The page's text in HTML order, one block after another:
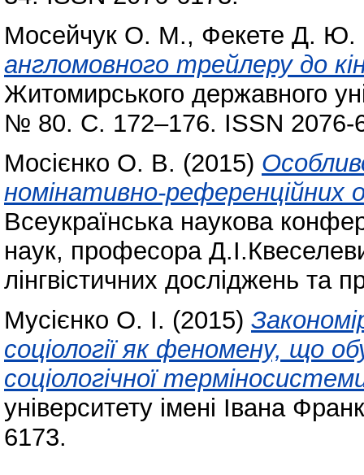
Мосейчук О. М., Фекете Д. Ю.
англомовного трейлеру до
Житомирського державного
№ 80. С. 172–176. ISSN 2076-
Мосієнко О. В. (2015)
номінативно-референційних
Всеукраїнська наукова
наук, професора
лінгвістичних досліджень та
Мусієнко О. І. (2015)
соціології як феномену, що
соціологічної
університету імені Івана
6173.